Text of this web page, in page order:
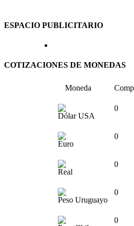
ESPACIO PUBLICITARIO
COTIZACIONES DE MONEDAS
Moneda
Dólar USA
0
Euro
0
Real
0
Peso Uruguayo
0
0